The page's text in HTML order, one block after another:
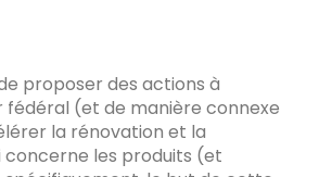
proposer des actions à
(et de manière connexe
la rénovation et la
les produits (et